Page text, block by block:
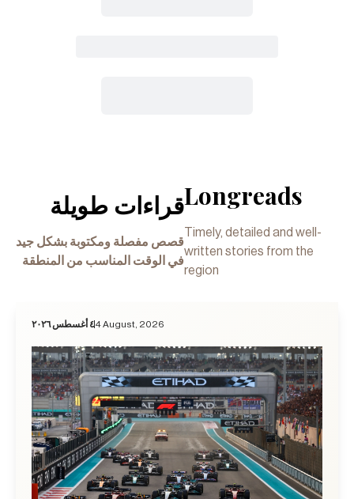
قراءات طويلة
قصص مفصلة ومكتوبة بشكل جيد
في الوقت المناسب من المنطقة
Longreads
Timely, detailed and well-
written stories from the
region
٤ أغسطس ٢٠٢٦4 August, 2026